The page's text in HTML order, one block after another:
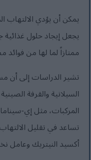
يمكن أن يؤدي الالتهاب
يجعل إيجاد حلول غذائية
ممتازاً لما لها من فوائد
تشير الدراسات إلى أن
السيلانية والقرفة
المركبات، مثل إي-
تساعد في تقليل
أكسيد النيتريك وعامل